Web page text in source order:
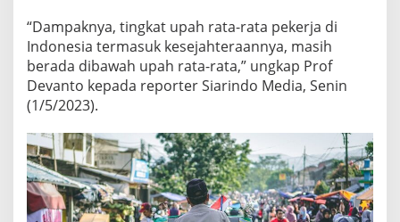
T
E
R
H
A
P
B
U
R
U
H
“Dampaknya, tingkat upah rata-rata pekerja di
Indonesia termasuk kesejahteraannya, masih
berada dibawah upah rata-rata,” ungkap Prof
Devanto kepada reporter Siarindo Media, Senin
(1/5/2023).